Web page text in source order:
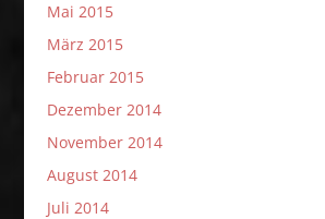
Mai 2015
März 2015
Februar 2015
Dezember 2014
November 2014
August 2014
Juli 2014